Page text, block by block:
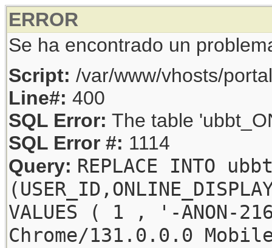
ERROR
Se ha encontrado un
Script: /var/www/vhosts/
Line#: 400
SQL Error: The table
SQL Error #: 1114
Query: REPLACE INTO
VALUES ( 1 , '-
Chrome/131.0.0.0